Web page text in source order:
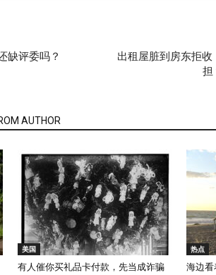
缺评委吗？
出租屋脏到房东拒
担
AUTHOR
美国
有人催你买礼品卡付款，先当成诈骗
热点
海边看